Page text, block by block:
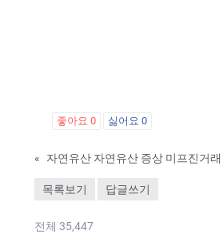
좋아요 0 싫어요 0
« 자연유산 자연유산 증상 미프진거
목록보기 답글쓰기
전체 35,447